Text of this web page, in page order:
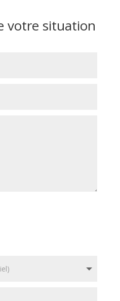
votre situation